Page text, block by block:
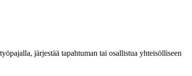
järjestää tapahtuman tai osallistua yhteisölliseen